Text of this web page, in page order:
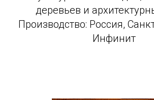
деревьев и
Производство: Россия,
Инфинит